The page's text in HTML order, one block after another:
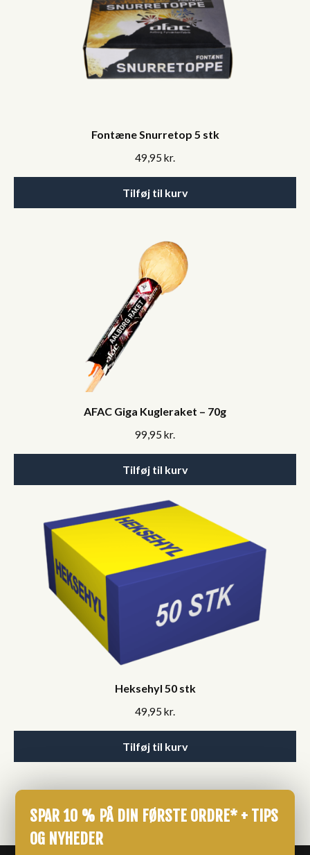
Fontæne Snurretop 5 stk
49,95 kr.
Tilføj til kurv
AFAC Giga Kugleraket – 70g
99,95 kr.
Tilføj til kurv
Heksehyl 50 stk
49,95 kr.
Tilføj til kurv
SPAR 10 % PÅ DIN FØRSTE ORDRE* + TIPS
OG NYHEDER